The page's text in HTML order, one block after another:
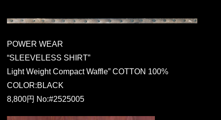
POWER WEAR
“SLEEVELESS SHIRT”
Light Weight Compact Waffle” COTTON 100%
COLOR:BLACK
8,800円 No:#2525005